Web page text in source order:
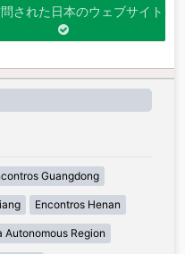
された日本のウェブサイト
Guangdong
Encontros Henan
Autonomous Region